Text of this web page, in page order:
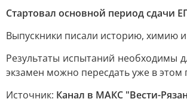
Стартовал основной период сдачи
Выпускники писали историю, химию
Результаты испытаний необходимы
экзамен можно пересдать уже в этом
Источник: Канал в МАКС "Вести-